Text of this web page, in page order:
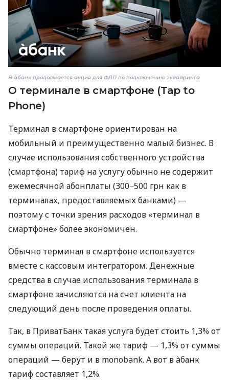
В àбанк продолжается акция для ФЛП по подключению эквайринга
О терминале в смартфоне (Tap to
Phone)
Терминал в смартфоне ориентирован на
мобильный и преимущественно малый бизнес. В
случае использования собственного устройства
(смартфона) тариф на услугу обычно не содержит
ежемесячной абонплаты (300−500 грн как в
терминалах, предоставляемых банками) —
поэтому с точки зрения расходов «терминал в
смартфоне» более экономичен.
Обычно терминал в смартфоне используется
вместе с кассовым интегратором. Денежные
средства в случае использования терминала в
смартфоне зачисляются на счет клиента на
следующий день после проведения оплаты.
Так, в ПриватБанк такая услуга будет стоить 1,3% от
суммы операций. Такой же тариф — 1,3% от суммы
операций — берут и в monobank. А вот в àбанк
тариф составляет 1,2%.